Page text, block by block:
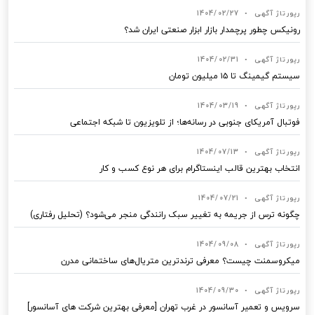
رپورتاژ آگهی •
1404/02/27
رونیکس چطور پرچمدار بازار ابزار صنعتی ایران شد؟
رپورتاژ آگهی •
1404/02/31
سیستم گیمینگ تا ۱۵ میلیون تومان
رپورتاژ آگهی •
1404/03/19
فوتبال آمریکای جنوبی در رسانه‌ها؛ از تلویزیون تا شبکه اجتماعی
رپورتاژ آگهی •
1404/07/13
انتخاب بهترین قالب‌ اینستاگرام برای هر نوع کسب‌ و کار
رپورتاژ آگهی •
1404/07/21
چگونه ترس از جریمه به تغییر سبک رانندگی منجر می‌شود؟ (تحلیل رفتاری)
رپورتاژ آگهی •
1404/09/08
میکروسمنت چیست؟ معرفی ترندترین متریال‌های ساختمانی مدرن
رپورتاژ آگهی •
1404/09/30
سرویس و تعمیر آسانسور در غرب تهران [معرفی بهترین شرکت های آسانسور]